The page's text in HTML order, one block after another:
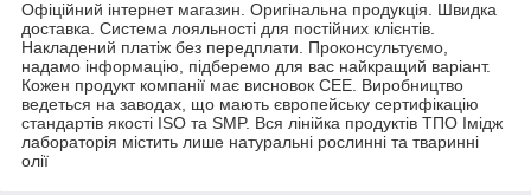
Офіційний інтернет магазин. Оригінальна продукція. Швидка
доставка. Система лояльності для постійних клієнтів.
Накладений платіж без передплати. Проконсультуємо,
надамо інформацію, підберемо для вас найкращий варіант.
Кожен продукт компанії має висновок СЕЕ. Виробництво
ведеться на заводах, що мають європейську сертифікацію
стандартів якості ISO та SMP. Вся лінійка продуктів ТПО Імідж
лабораторія містить лише натуральні рослинні та тваринні
олії